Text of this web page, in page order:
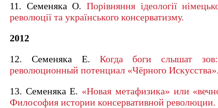
11. Семеняка О. Порівняння ідеології
революції та українського консерватизму.
2012
12. Семеняка Е. Когда боги слышат зов:
революционный потенциал «Чёрного
13. Семеняка Е. «Новая метафизика» или
Философия истории консервативной революции.